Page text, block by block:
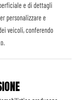
e di dettagli
personalizzare e
veicoli, conferendo